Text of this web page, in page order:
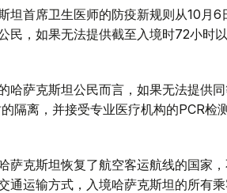
坦首席卫生医师的防疫新规则从10月
民，如果无法提供截至入境时72小时
哈萨克斯坦公民而言，如果无法提供
隔离，并接受专业医疗机构的PCR检
萨克斯坦恢复了航空客运航线的国家
通运输方式，入境哈萨克斯坦的所有乘